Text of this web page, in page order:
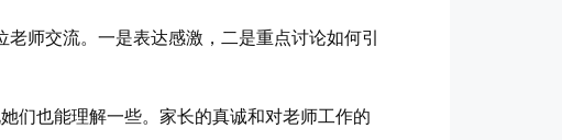
师交流。一是表达感激，二是重点讨论如何引
们也能理解一些。家长的真诚和对老师工作的